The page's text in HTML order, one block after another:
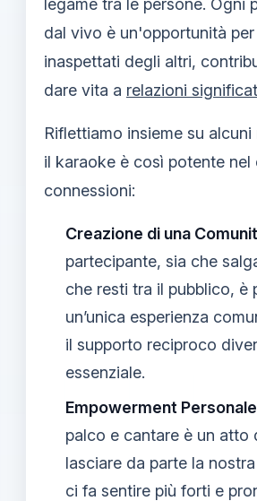
dal vivo è un'opportunità
inaspettati degli altri,
dare vita a relazioni
Riflettiamo insieme su
il karaoke è così potente nel
connessioni:
Creazione di una
partecipante, sia che
che resti tra il pubblico, è
un’unica esperienza
il supporto reciproco
essenziale.
Empowerment
palco e cantare è un atto
lasciare da parte la
ci fa sentire più forti e